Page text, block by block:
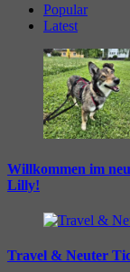
Popular
Latest
Willkommen im
Lilly!
Travel & Neuter